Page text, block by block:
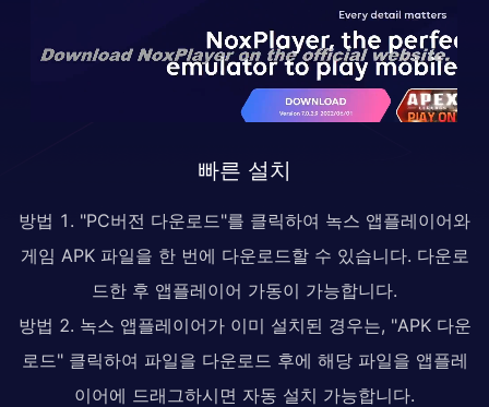
빠른 설치
방법 1. "PC버전 다운로드"를 클릭하여 녹스 앱플레이어와
게임 APK 파일을 한 번에 다운로드할 수 있습니다. 다운로
드한 후 앱플레이어 가동이 가능합니다.
방법 2. 녹스 앱플레이어가 이미 설치된 경우는, "APK 다운
로드" 클릭하여 파일을 다운로드 후에 해당 파일을 앱플레
이어에 드래그하시면 자동 설치 가능합니다.